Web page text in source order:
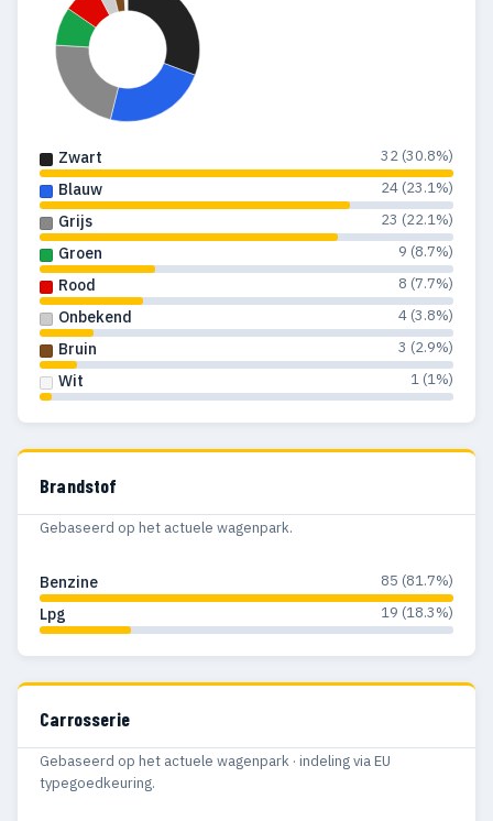
Zwart 32 (30.8%)
Blauw 24 (23.1%)
Grijs 23 (22.1%)
Groen 9 (8.7%)
Rood 8 (7.7%)
Onbekend 4 (3.8%)
Bruin 3 (2.9%)
Wit 1 (1%)
Brandstof
Gebaseerd op het actuele wagenpark.
Benzine 85 (81.7%)
Lpg 19 (18.3%)
Carrosserie
Gebaseerd op het actuele wagenpark · indeling via EU
typegoedkeuring.